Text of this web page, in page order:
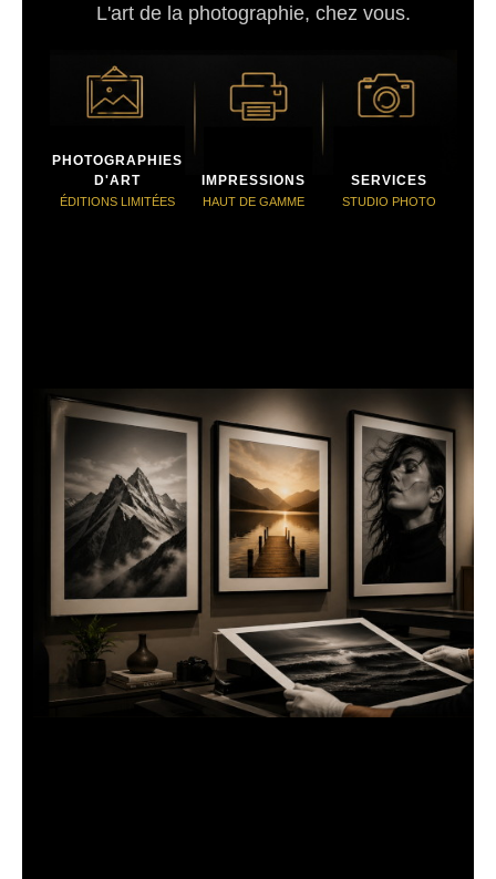
L'art de la photographie, chez vous.
PHOTOGRAPHIES
D'ART
ÉDITIONS LIMITÉES
IMPRESSIONS
HAUT DE GAMME
SERVICES
STUDIO PHOTO